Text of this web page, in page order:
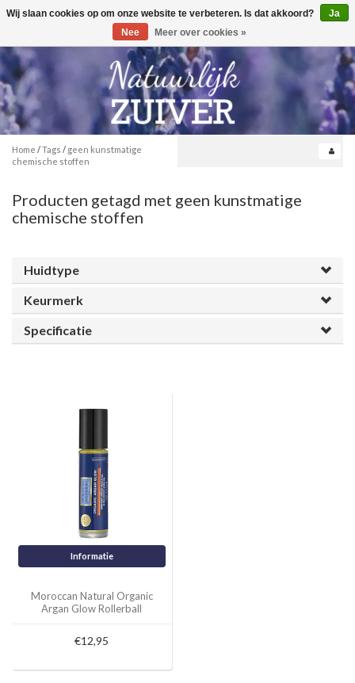
Toggle
0
Home /Tags / geen kunstmatige
chemische stoffen
Producten getagd met geen kunstmatige
chemische stoffen
Huidtype
Keurmerk
Specificatie
Informatie
Moroccan Natural Organic
Argan Glow Rollerball
€12,95
Wij slaan cookies op om onze website te verbeteren. Is dat akkoord?
Ja
Nee
Meer over cookies »